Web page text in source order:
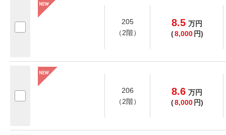
205
（2階）
8.5 万円
(8,000 円)
206
（2階）
8.6 万円
(8,000 円)